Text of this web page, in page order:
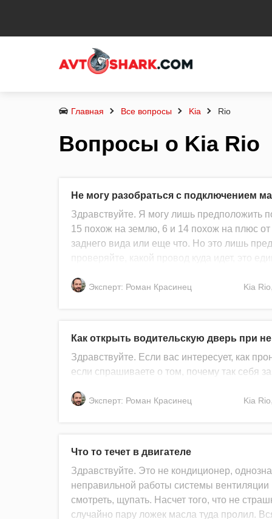
Главная Все вопросы Kia Rio
Вопросы о Kia Rio
Не могу разобраться с подключением
Здравствуйте. Я могу лишь предположить
15 похож на землю, 6 и 14 похож на плюс
заднего вида или еще что. Но это лишь
проверяйте, какой провод куда идет, это
Эксперт: Роман Красинец Kia Rio
Как открыть водительскую дверь при
Здравствуйте. Если вас интересует, как
если спрашиваете о том, почему так себя
Эксперт: Роман Красинец Kia Rio
Что то течет в двигателе
Здравствуйте. Это не кондиционер,
неправильной работы системы
смотреть, щупать. Насчет того, что не
случайно пару ложек масла туда пролил.